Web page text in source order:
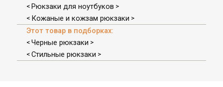
< Рюкзаки для ноутбуков >
< Кожаные и кожзам рюкзаки >
Этот товар в подборках:
< Черные рюкзаки >
< Стильные рюкзаки >